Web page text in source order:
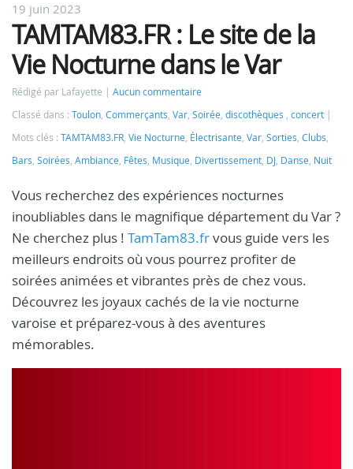
19 juin 2023
TAMTAM83.FR : Le site de la
Vie Nocturne dans le Var
Rédigé par Lafayette
Aucun commentaire
Classé dans : Toulon, Commerçants, Var, Soirée, discothèques , concert
Mots clés : TAMTAM83.FR, Vie Nocturne, Électrisante, Var, Sorties, Clubs,
Bars, Soirées, Ambiance, Fêtes, Musique, Divertissement, DJ, Danse, Nuit
Vous recherchez des expériences nocturnes
inoubliables dans le magnifique département du Var ?
Ne cherchez plus ! TamTam83.frvous guide vers les
meilleurs endroits où vous pourrez profiter de
soirées animées et vibrantes près de chez vous.
Découvrez les joyaux cachés de la vie nocturne
varoise et préparez-vous à des aventures
mémorables.